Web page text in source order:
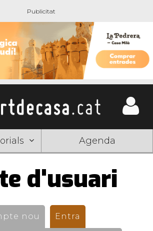
Agenda
d'usuari
nou Entra